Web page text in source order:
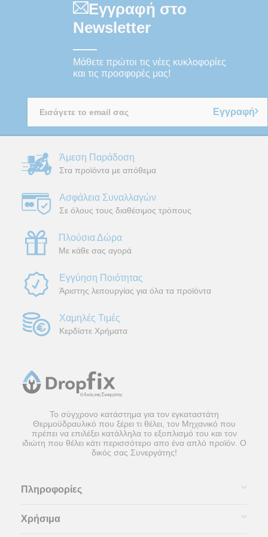
Εγγραφή στο
Newsletter
Μάθετε πρώτοι τις νέες κυκλοφορίες
και τις προσφορές μας!
Εγγραφή
Άμεση Παράδοση
Στα προϊόντα με απόθεμα
Ασφάλεια Συναλλαγών
Σε όλους τους διαθέσιμος τρόπους
Πλούσια Δώρα
Με κάθε σας αγορά
Εγγύηση Ποιότητας
Άριστης λειτουργίας για όλα τα προϊόντα
Χαμηλές Τιμές
Κερδίστε Χρήματα
Το σύγχρονο κατάστημα για τον εγκαταστάτη
Θερμοϋδραυλικό που ξέρει τι θέλει, τον Μηχανικό που
πρέπει να επιλέξει κατάλληλα το εξοπλισμό του και τον
ιδιώτη που θέλει κάτι περισσότερο απο ένα απλό προϊόν. Ο
δικός σας Συνεργάτης!
Πληροφορίες
Χρήσιμα